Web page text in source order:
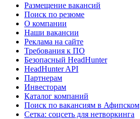
Размещение вакансий
Поиск по резюме
О компании
Наши вакансии
Реклама на сайте
Требования к ПО
Безопасный HeadHunter
HeadHunter API
Партнерам
Инвесторам
Каталог компаний
Поиск по вакансиям в Афипском
Сетка: соцсеть для нетворкинга